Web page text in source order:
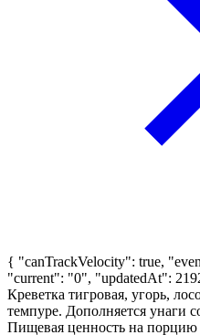
{ "canTrackVelocity": true,
"current": "0", "updatedAt":
Креветка тигровая, угорь,
темпуре. Дополняется унаги
Пищевая ценность на порцию